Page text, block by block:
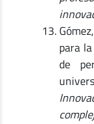
para
de